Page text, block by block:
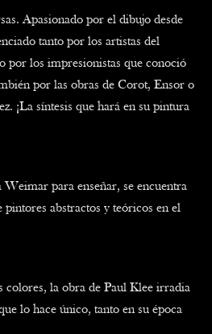
Apasionado por el dibujo desde
tanto por los artistas del
por los impresionistas que conoció
por las obras de Corot, Ensor o
¡La síntesis que hará en su pintura
para enseñar, se encuentra
pintores abstractos y teóricos en el
colores, la obra de Paul Klee irradia
lo hace único, tanto en su época